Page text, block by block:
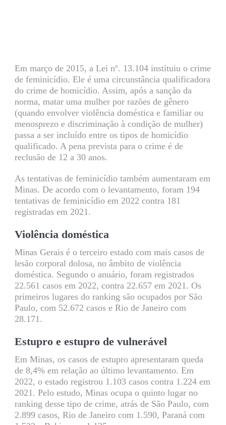
Em março de 2015, a Lei nº. 13.104 instituiu o crime
de feminicídio. Ele é uma circunstância qualificadora
do crime de homicídio. Assim, após a sanção da
norma, matar uma mulher por razões de gênero
(quando envolver violência doméstica e familiar ou
menosprezo e discriminação à condição de mulher)
passa a ser incluído entre os tipos de homicídio
qualificado. A pena prevista para o crime é de
reclusão de 12 a 30 anos.
As tentativas de feminicídio também aumentaram em
Minas. De acordo com o levantamento, foram 194
tentativas de feminicídio em 2022 contra 181
registradas em 2021.
Violência doméstica
Minas Gerais é o terceiro estado com mais casos de
lesão corporal dolosa, no âmbito de violência
doméstica. Segundo o anuário, foram registrados
22.561 casos em 2022, contra 22.657 em 2021. Os
primeiros lugares do ranking são ocupados por São
Paulo, com 52.672 casos e Rio de Janeiro com
28.171.
Estupro e estupro de vulnerável
Em Minas, os casos de estupro apresentaram queda
de 8,4% em relação ao último levantamento. Em
2022, o estado registrou 1.103 casos contra 1.224 em
2021. Pelo estudo, Minas ocupa o quinto lugar no
ranking desse tipo de crime, atrás de São Paulo, com
2.899 casos, Rio de Janeiro com 1.590, Paraná com